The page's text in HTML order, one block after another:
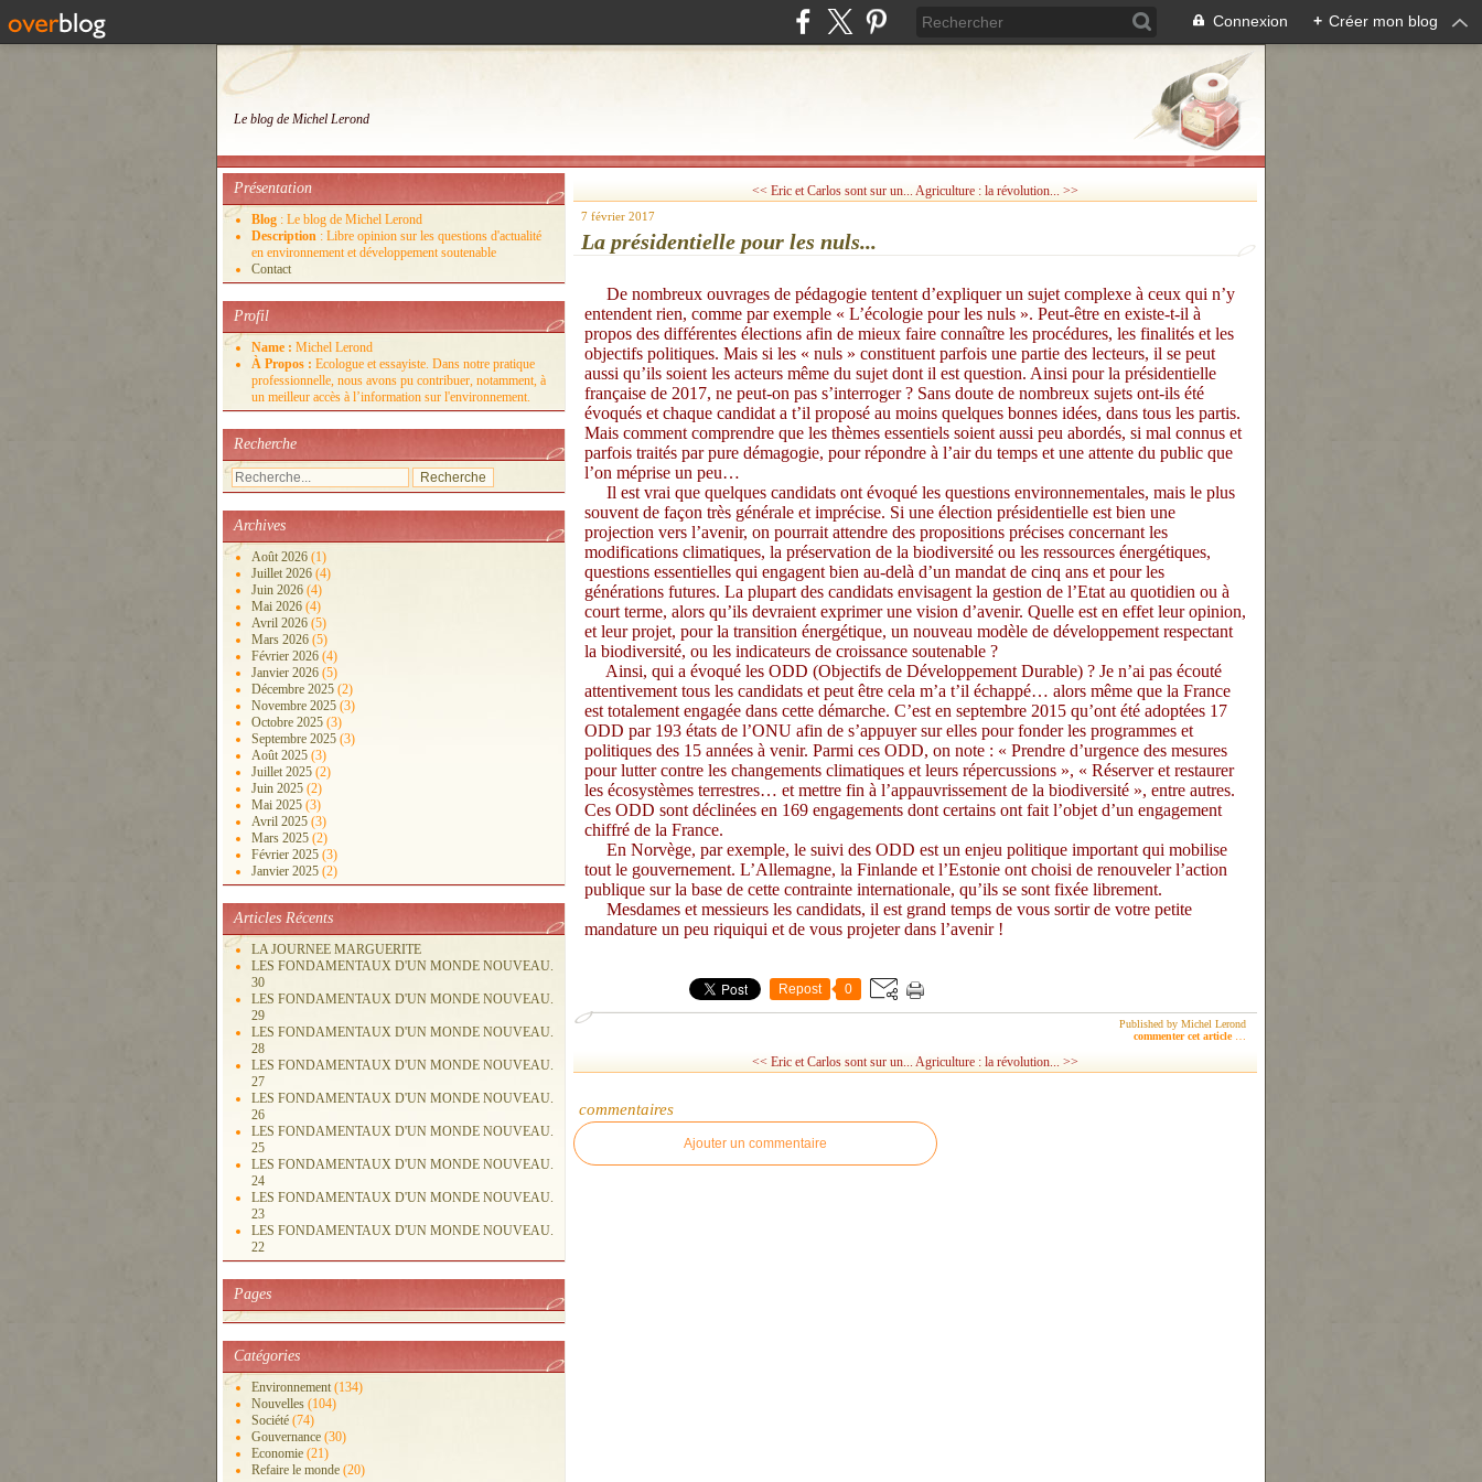
Connexion + Créer mon blog
Le blog de Michel Lerond
Présentation
Blog : Le blog de Michel Lerond
Description : Libre opinion sur les questions d'actualité
en environnement et développement soutenable
Contact
Profil
Name : Michel Lerond
À Propos : Ecologue et essayiste. Dans notre pratique
professionnelle, nous avons pu contribuer, notamment, à
un meilleur accès à l’information sur l'environnement.
Recherche
Archives
Août 2026 (1)
Juillet 2026 (4)
Juin 2026 (4)
Mai 2026 (4)
Avril 2026 (5)
Mars 2026 (5)
Février 2026 (4)
Janvier 2026 (5)
Décembre 2025 (2)
Novembre 2025 (3)
Octobre 2025 (3)
Septembre 2025 (3)
Août 2025 (3)
Juillet 2025 (2)
Juin 2025 (2)
Mai 2025 (3)
Avril 2025 (3)
Mars 2025 (2)
Février 2025 (3)
Janvier 2025 (2)
Articles Récents
LA JOURNEE MARGUERITE
LES FONDAMENTAUX D'UN MONDE NOUVEAU.
30
LES FONDAMENTAUX D'UN MONDE NOUVEAU.
29
LES FONDAMENTAUX D'UN MONDE NOUVEAU.
28
LES FONDAMENTAUX D'UN MONDE NOUVEAU.
27
LES FONDAMENTAUX D'UN MONDE NOUVEAU.
26
LES FONDAMENTAUX D'UN MONDE NOUVEAU.
25
LES FONDAMENTAUX D'UN MONDE NOUVEAU.
24
LES FONDAMENTAUX D'UN MONDE NOUVEAU.
23
LES FONDAMENTAUX D'UN MONDE NOUVEAU.
22
Pages
Catégories
Environnement (134)
Nouvelles (104)
Société (74)
Gouvernance (30)
Economie (21)
Refaire le monde (20)
<< Eric et Carlos sont sur un...Agriculture : la révolution... >>
7 février 2017
La présidentielle pour les nuls...
De nombreux ouvrages de pédagogie tentent d’expliquer un sujet complexe à ceux qui n’y
entendent rien, comme par exemple « L’écologie pour les nuls ». Peut-être en existe-t-il à
propos des différentes élections afin de mieux faire connaître les procédures, les finalités et les
objectifs politiques. Mais si les « nuls » constituent parfois une partie des lecteurs, il se peut
aussi qu’ils soient les acteurs même du sujet dont il est question. Ainsi pour la présidentielle
française de 2017, ne peut-on pas s’interroger ? Sans doute de nombreux sujets ont-ils été
évoqués et chaque candidat a t’il proposé au moins quelques bonnes idées, dans tous les partis.
Mais comment comprendre que les thèmes essentiels soient aussi peu abordés, si mal connus et
parfois traités par pure démagogie, pour répondre à l’air du temps et une attente du public que
l’on méprise un peu…
Il est vrai que quelques candidats ont évoqué les questions environnementales, mais le plus
souvent de façon très générale et imprécise. Si une élection présidentielle est bien une
projection vers l’avenir, on pourrait attendre des propositions précises concernant les
modifications climatiques, la préservation de la biodiversité ou les ressources énergétiques,
questions essentielles qui engagent bien au-delà d’un mandat de cinq ans et pour les
générations futures. La plupart des candidats envisagent la gestion de l’Etat au quotidien ou à
court terme, alors qu’ils devraient exprimer une vision d’avenir. Quelle est en effet leur opinion,
et leur projet, pour la transition énergétique, un nouveau modèle de développement respectant
la biodiversité, ou les indicateurs de croissance soutenable ?
Ainsi, qui a évoqué les ODD (Objectifs de Développement Durable) ? Je n’ai pas écouté
attentivement tous les candidats et peut être cela m’a t’il échappé… alors même que la France
est totalement engagée dans cette démarche. C’est en septembre 2015 qu’ont été adoptées 17
ODD par 193 états de l’ONU afin de s’appuyer sur elles pour fonder les programmes et
politiques des 15 années à venir. Parmi ces ODD, on note : « Prendre d’urgence des mesures
pour lutter contre les changements climatiques et leurs répercussions », « Réserver et restaurer
les écosystèmes terrestres… et mettre fin à l’appauvrissement de la biodiversité », entre autres.
Ces ODD sont déclinées en 169 engagements dont certains ont fait l’objet d’un engagement
chiffré de la France.
En Norvège, par exemple, le suivi des ODD est un enjeu politique important qui mobilise
tout le gouvernement. L’Allemagne, la Finlande et l’Estonie ont choisi de renouveler l’action
publique sur la base de cette contrainte internationale, qu’ils se sont fixée librement.
Mesdames et messieurs les candidats, il est grand temps de vous sortir de votre petite
mandature un peu riquiqui et de vous projeter dans l’avenir !
Repost 0
Published by Michel Lerond
commenter cet article
<< Eric et Carlos sont sur un...Agriculture : la révolution... >>
commentaires
Ajouter un commentaire